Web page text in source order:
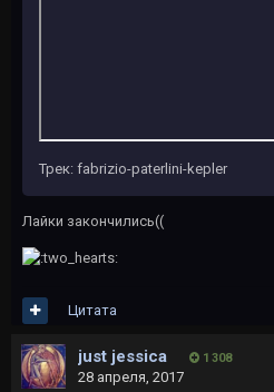
Трек: fabrizio-paterlini-kepler
Лайки закончились((
Цитата
just jessica 1 308
28 апреля, 2017